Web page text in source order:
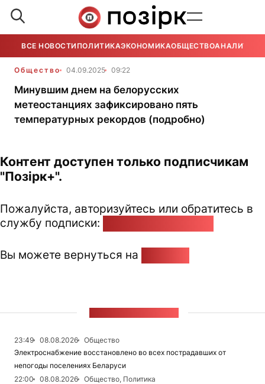
ВСЕ НОВОСТИ ПОЛИТИКАЭКОНОМИКАОБЩЕСТВОАНАЛИТИКА
Общество 04.09.2025 09:22
Минувшим днем на белорусских
метеостанциях зафиксировано пять
температурных рекордов (подробно)
Контент доступен только подписчикам
"Позірк+".
Пожалуйста, авторизуйтесь или обратитесь в
службу подписки:
Вы можете вернуться на
23:49 08.08.2026
Общество
Электроснабжение восстановлено во всех пострадавших от
непогоды поселениях Беларуси
22:00
08.08.2026
Общество, Политика